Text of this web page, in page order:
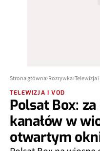
Strona główna Rozrywka Telewizja
TELEWIZJA I VOD
Polsat Box:
kanałów w
otwartym